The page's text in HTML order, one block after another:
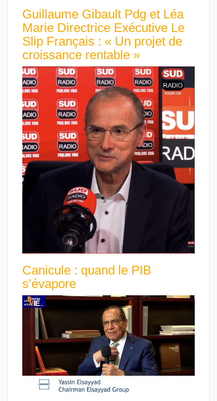
Guillaume Gibault Pdg et Léa
Marie Directrice Exécutive Le
Slip Français : « Un projet de
croissance rentable »
Canicule : quand le PIB
s’évapore